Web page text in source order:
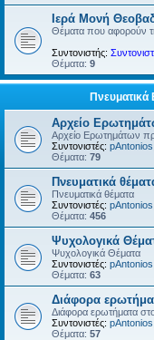
Ιερά Μονή
Θέματα που αφορούν
Συντονιστής:
Θέματα: 9
Αρχείο
Αρχείο Ερωτημάτων
Συντονιστές: pAntonios
Θέματα: 79
Πνευματικά
Πνευματικά θέματα
Συντονιστές: pAntonios
Θέματα: 456
Ψυχολογικά
Ψυχολογικά Θέματα
Συντονιστές: pAntonios
Θέματα: 63
Διάφορα
Διάφορα ερωτήματα
Συντονιστές: pAntonios
Θέματα: 57